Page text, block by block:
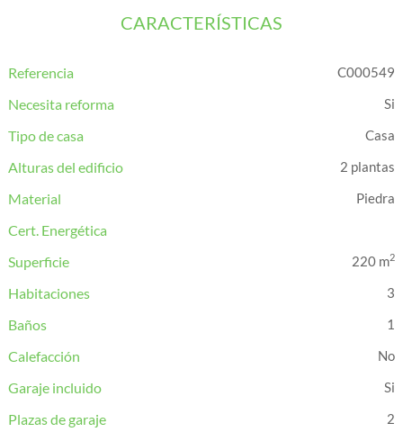
CARACTERÍSTICAS
Referencia C000549
Necesita reforma
Tipo de casa
Casa
Alturas del edificio 2 plantas
Material Piedra
Cert. Energética
Superficie
220 m2
Habitaciones 3
Baños 1
Calefacción
Garaje incluido
Plazas de garaje
2